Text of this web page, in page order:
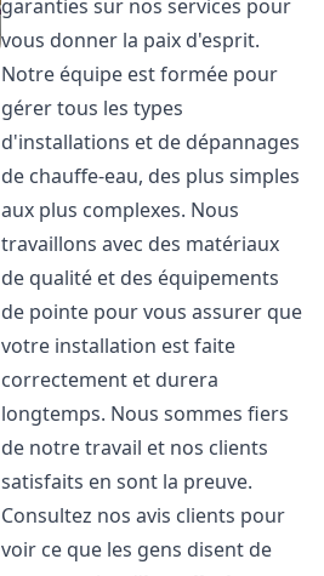
garanties sur nos services pour
vous donner la paix d'esprit.
Notre équipe est formée pour
gérer tous les types
d'installations et de dépannages
de chauffe-eau, des plus simples
aux plus complexes. Nous
travaillons avec des matériaux
de qualité et des équipements
de pointe pour vous assurer que
votre installation est faite
correctement et durera
longtemps. Nous sommes fiers
de notre travail et nos clients
satisfaits en sont la preuve.
Consultez nos avis clients pour
voir ce que les gens disent de